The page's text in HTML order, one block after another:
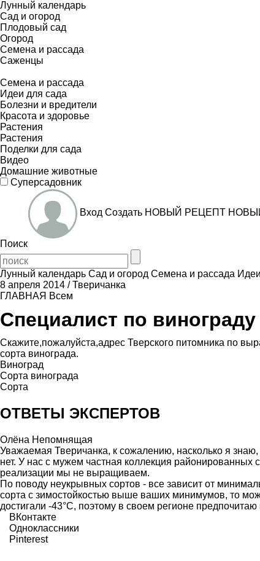
Лунный календарь
Сад и огород
Плодовый сад
Огород
Семена и рассада
Саженцы
Семена и рассада
Идеи для сада
Болезни и вредители
Красота и здоровье
Растения
Растения
Поделки для сада
Видео
Домашние животные
Суперсадовник
Вход Создать НОВЫЙ РЕЦЕПТ
Поиск
Лунный календарь Сад и огород Семена и рассада
8 апреля 2014 /Тверичанка
ГЛАВНАЯ Всем
Специалист по винограду
Скажите,пожалуйста,адрес Тверского питомника по
сорта винограда.
Виноград
Сорта винограда
Сорта
ОТВЕТЫ ЭКСПЕРТОВ
Олёна Непомнящая
Уважаемая Тверичанка, к сожалению, насколько я
нет. У нас с мужем частная коллекция
реализации мы не выращиваем.
По поводу неукрывных сортов - все зависит от
сорта с зимостойкостью выше ваших минимумов, то
достигали -43°С, поэтому в своем регионе
ВКонтакте
Одноклассники
Pinterest